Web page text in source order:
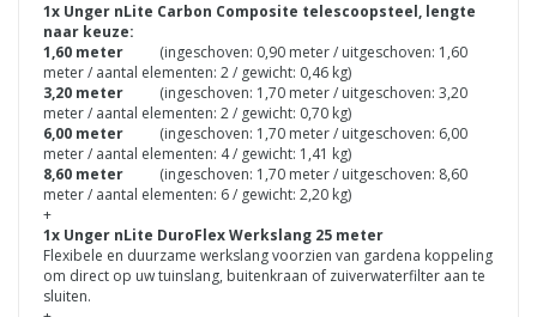
1x Unger nLite Carbon Composite telescoopsteel, lengte
naar keuze:
1,60 meter
(ingeschoven: 0,90 meter / uitgeschoven: 1,60
meter / aantal elementen: 2 / gewicht: 0,46 kg)
3,20 meter (ingeschoven: 1,70 meter / uitgeschoven: 3,20
meter / aantal elementen: 2 / gewicht: 0,70 kg)
6,00 meter
(ingeschoven: 1,70 meter / uitgeschoven: 6,00
meter / aantal elementen: 4 / gewicht: 1,41 kg)
8,60 meter (ingeschoven: 1,70 meter / uitgeschoven: 8,60
meter / aantal elementen: 6 / gewicht: 2,20 kg)
+
1x Unger nLite DuroFlex Werkslang 25 meter
Flexibele en duurzame werkslang voorzien van gardena koppeling
om direct op uw tuinslang, buitenkraan of zuiverwaterfilter aan te
sluiten.